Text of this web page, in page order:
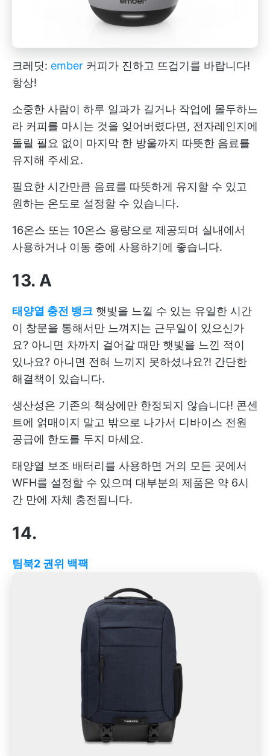
크레딧: ember 커피가 진하고 뜨겁기를 바랍니다!
항상!
소중한 사람이 하루 일과가 길거나 작업에 몰두하느
라 커피를 마시는 것을 잊어버렸다면, 전자레인지에
돌릴 필요 없이 마지막 한 방울까지 따뜻한 음료를
유지해 주세요.
필요한 시간만큼 음료를 따뜻하게 유지할 수 있고
원하는 온도로 설정할 수 있습니다.
16온스 또는 10온스 용량으로 제공되며 실내에서
사용하거나 이동 중에 사용하기에 좋습니다.
13. A
태양열 충전 뱅크 햇빛을 느낄 수 있는 유일한 시간
이 창문을 통해서만 느껴지는 근무일이 있으신가
요? 아니면 차까지 걸어갈 때만 햇빛을 느낀 적이
있나요? 아니면 전혀 느끼지 못하셨나요?! 간단한
해결책이 있습니다.
생산성은 기존의 책상에만 한정되지 않습니다! 콘센
트에 얽매이지 말고 밖으로 나가서 디바이스 전원
공급에 한도를 두지 마세요.
태양열 보조 배터리를 사용하면 거의 모든 곳에서
WFH를 설정할 수 있으며 대부분의 제품은 약 6시
간 만에 자체 충전됩니다.
14.
팀북2 권위 백팩